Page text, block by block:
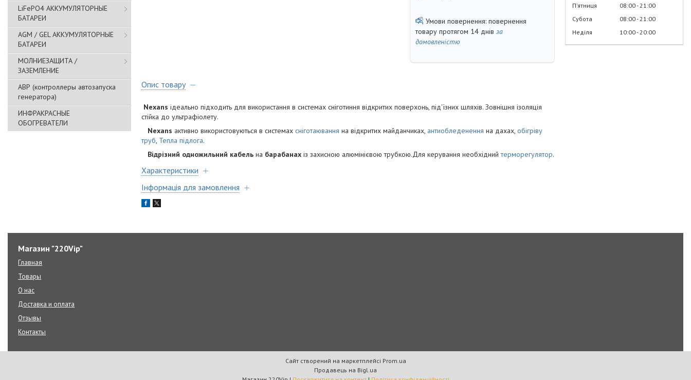
LiFePO4 АККУМУЛЯТОРНЫЕ
БАТАРЕИ
AGM / GEL АККУМУЛЯТОРНЫЕ
БАТАРЕИ
МОЛНИЕЗАЩИТА /
ЗАЗЕМЛЕНИЕ
АВР (контроллеры автозапуска
генератора)
ИНФРАКРАСНЫЕ
ОБОГРЕВАТЕЛИ
повернення
товару протягом 14 днів за
домовленістю
Опис товару
Nexans ідеально підходить для використання в системах сніготиння відкритих поверхонь, під'їзних шляхів. Зовнішня ізоляція
стійка до ультрафіолету.
Nexans активно використовуються в системах сніготаювання на відкритих майданчиках, антиобледенення на дахах, обігріву
труб, Тепла підлога.
Відрізний одножильний кабель на барабанах із захисною алюмінієвою трубкою.Для керування необхіднийтерморегулятор.
Характеристики
Інформація для замовлення
Пʼятниця
08:00 21:00
Субота
08:00 21:00
Неділя
10:00 20:00
Магазин "220Vip"
Главная
Товары
О нас
Доставка и оплата
Отзывы
Контакты
Сайт створений на маркетплейсі Prom.ua
Продавець на Bigl.ua